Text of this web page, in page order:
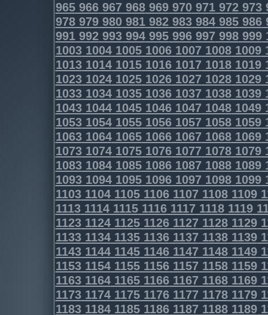
965966967968969970971972973
978979980981982983984985986
991992993994995996997998999
1003100410051006100710081009
1013101410151016101710181019
1023102410251026102710281029
1033103410351036103710381039
1043104410451046104710481049
1053105410551056105710581059
1063106410651066106710681069
1073107410751076107710781079
1083108410851086108710881089
1093109410951096109710981099
1103110411051106110711081109
1113111411151116111711181119
1123112411251126112711281129
1133113411351136113711381139
1143114411451146114711481149
1153115411551156115711581159
1163116411651166116711681169
1173117411751176117711781179
1183118411851186118711881189